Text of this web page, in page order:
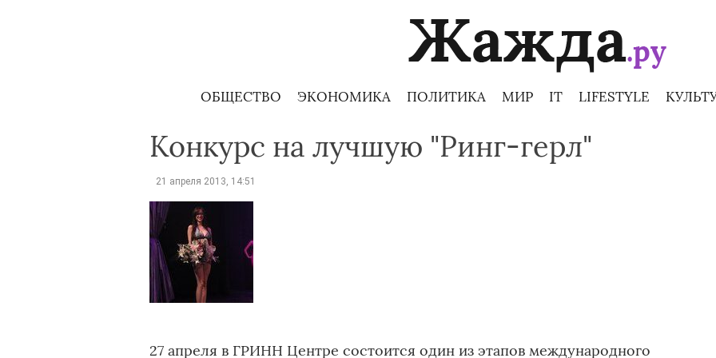
ОБЩЕСТВО ЭКОНОМИКА ПОЛИТИКА МИР IT LIFESTYLE
Конкурс на лучшую "Ринг-герл"
21 апреля 2013, 14:51
27 апреля в ГРИНН Центре состоится один из этапов международного